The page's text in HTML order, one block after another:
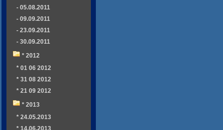
- 05.08.2011
- 09.09.2011
- 23.09.2011
- 30.09.2011
* 2012
* 01 06 2012
* 31 08 2012
* 21 09 2012
* 2013
* 24.05.2013
* 14.06.2013